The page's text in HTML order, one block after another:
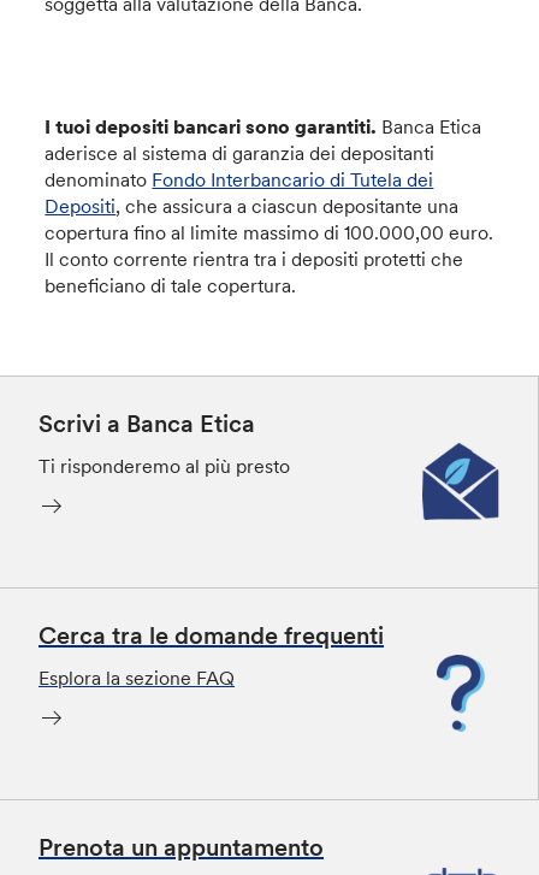
I tuoi depositi bancari sono garantiti. Banca Etica
aderisce al sistema di garanzia dei depositanti
denominato Fondo Interbancario di Tutela dei
Depositi, che assicura a ciascun depositante una
copertura fino al limite massimo di 100.000,00 euro.
Il conto corrente rientra tra i depositi protetti che
beneficiano di tale copertura.
Scrivi a Banca Etica
Ti risponderemo al più presto
Cerca tra le domande frequenti
Esplora la sezione FAQ
Prenota un appuntamento